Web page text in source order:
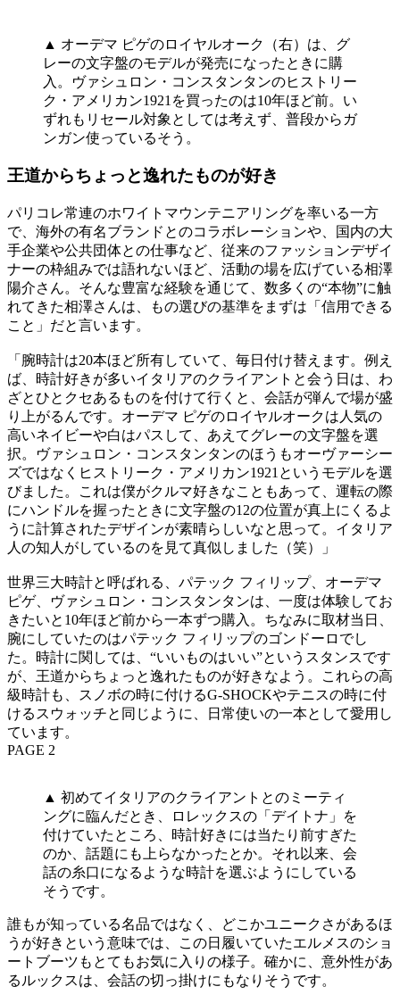
▲ オーデマ ピゲのロイヤルオーク（右）は、グ
レーの文字盤のモデルが発売になったときに購
入。ヴァシュロン・コンスタンタンのヒストリー
ク・アメリカン1921を買ったのは10年ほど前。い
ずれもリセール対象としては考えず、普段からガ
ンガン使っているそう。
王道からちょっと逸れたものが好き
パリコレ常連のホワイトマウンテニアリングを率いる一方
で、海外の有名ブランドとのコラボレーションや、国内の大
手企業や公共団体との仕事など、従来のファッションデザイ
ナーの枠組みでは語れないほど、活動の場を広げている相澤
陽介さん。そんな豊富な経験を通じて、数多くの“本物”に触
れてきた相澤さんは、もの選びの基準をまずは「信用できる
こと」だと言います。
「腕時計は20本ほど所有していて、毎日付け替えます。例え
ば、時計好きが多いイタリアのクライアントと会う日は、わ
ざとひとクセあるものを付けて行くと、会話が弾んで場が盛
り上がるんです。オーデマ ピゲのロイヤルオークは人気の
高いネイビーや白はパスして、あえてグレーの文字盤を選
択。ヴァシュロン・コンスタンタンのほうもオーヴァーシー
ズではなくヒストリーク・アメリカン1921というモデルを選
びました。これは僕がクルマ好きなこともあって、運転の際
にハンドルを握ったときに文字盤の12の位置が真上にくるよ
うに計算されたデザインが素晴らしいなと思って。イタリア
人の知人がしているのを見て真似しました（笑）」
世界三大時計と呼ばれる、パテック フィリップ、オーデマ
ピゲ、ヴァシュロン・コンスタンタンは、一度は体験してお
きたいと10年ほど前から一本ずつ購入。ちなみに取材当日、
腕にしていたのはパテック フィリップのゴンドーロでし
た。時計に関しては、“いいものはいい”というスタンスです
が、王道からちょっと逸れたものが好きなよう。これらの高
級時計も、スノボの時に付けるG-SHOCKやテニスの時に付
けるスウォッチと同じように、日常使いの一本として愛用し
ています。
PAGE 2
▲ 初めてイタリアのクライアントとのミーティ
ングに臨んだとき、ロレックスの「デイトナ」を
付けていたところ、時計好きには当たり前すぎた
のか、話題にも上らなかったとか。それ以来、会
話の糸口になるような時計を選ぶようにしている
そうです。
誰もが知っている名品ではなく、どこかユニークさがあるほ
うが好きという意味では、この日履いていたエルメスのショ
ートブーツもとてもお気に入りの様子。確かに、意外性があ
るルックスは、会話の切っ掛けにもなりそうです。